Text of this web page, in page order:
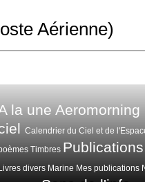
Aérienne)
la une
Calendrier du Ciel et de
Timbres Publications
divers Marine Mes publications